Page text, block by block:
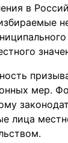
в
мер.
лица